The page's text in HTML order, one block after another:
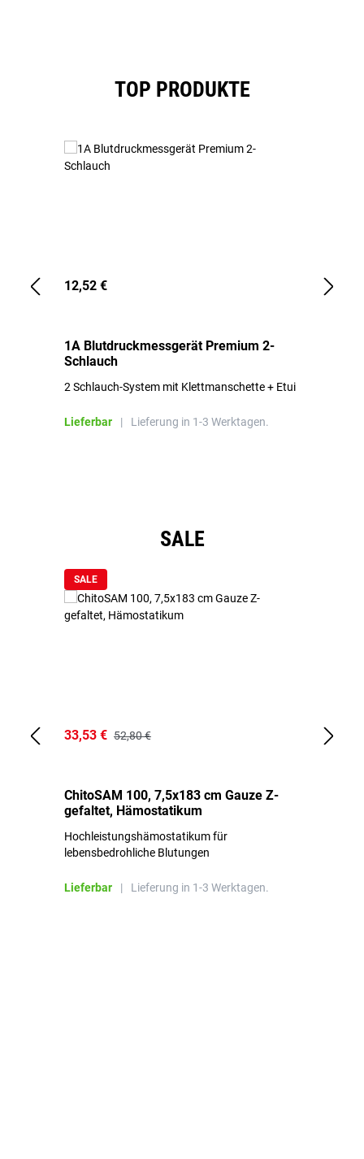
TOP PRODUKTE
12,52 €
1A Blutdruckmessgerät Premium 2-
Schlauch
2 Schlauch-System mit Klettmanschette + Etui
Lieferbar | Lieferung in 1-3 Werktagen.
SALE
SALE
33,53 € 52,80 €
ChitoSAM 100, 7,5x183 cm Gauze Z-
gefaltet, Hämostatikum
Hochleistungshämostatikum für
lebensbedrohliche Blutungen
Lieferbar | Lieferung in 1-3 Werktagen.